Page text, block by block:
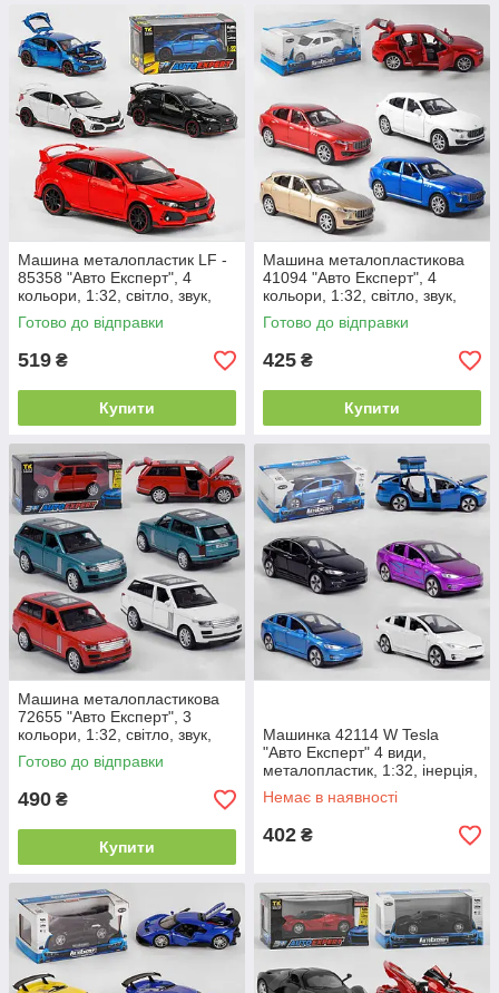
Машина металопластик LF -
85358 "Авто Експерт", 4
кольори, 1:32, світло, звук,
інерція, відчиняються двері
Готово до відправки
519 ₴
Купити
Машина металопластикова
41094 "Авто Експерт", 4
кольори, 1:32, світло, звук,
інерція, відчиняються двері
Готово до відправки
425 ₴
Купити
Машина металопластикова
72655 "Авто Експерт", 3
кольори, 1:32, світло, звук,
інерція, відчиняються двері
Готово до відправки
490 ₴
Купити
Машинка 42114 W Tesla
"Авто Експерт" 4 види,
металопластик, 1:32, інерція,
світло, звук, відчиняються
двері,
Немає в наявності
402 ₴